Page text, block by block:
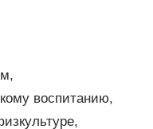
воспитанию,